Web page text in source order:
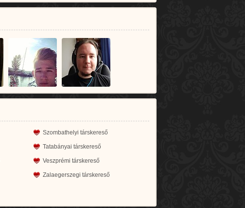
Szombathelyi társkereső
Tatabányai társkereső
Veszprémi társkereső
Zalaegerszegi társkereső